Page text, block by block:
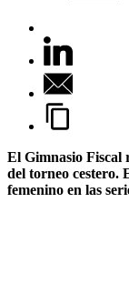
El Gimnasio Fiscal
del torneo cestero.
femenino en las